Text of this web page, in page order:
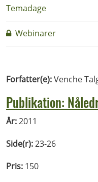
Temadage
Webinarer
Forfatter(e):Venche
Publikation:
År:2011
Side(r):23-26
Pris: 150